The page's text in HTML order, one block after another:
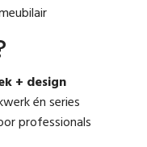
+ design
én series
professionals